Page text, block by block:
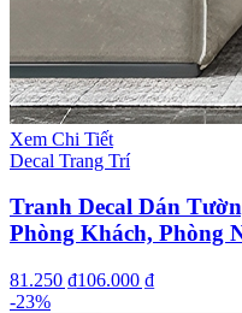
Xem Chi Tiết
Decal Trang Trí
Tranh Decal Dán
Phòng Khách, Phòng
81.250 ₫106.000 ₫
-23%